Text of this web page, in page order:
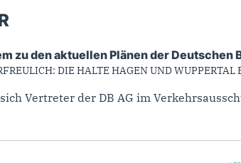
zu den aktuellen Plänen der
DIE HALTE HAGEN UND WUPPERTAL
Vertreter der DB AG im